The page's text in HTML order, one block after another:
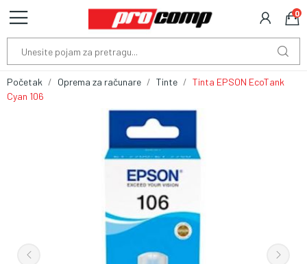
0
Početak Oprema za računare Tinte
Tinta EPSON EcoTank
Cyan 106